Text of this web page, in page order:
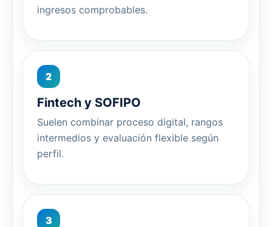
ingresos comprobables.
2
Fintech y SOFIPO
Suelen combinar proceso digital, rangos
intermedios y evaluación flexible según
perfil.
3